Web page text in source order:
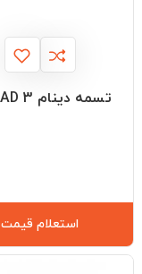
تسمه دینام MAZAD 3
استعلام قیمت